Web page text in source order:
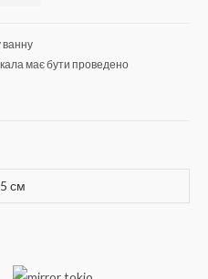
ванну
має бути проведено
см